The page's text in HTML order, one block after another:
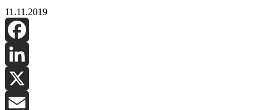
11.11.2019
Facebook
LinkedIn
X